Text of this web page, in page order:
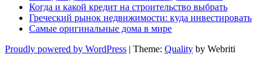
Когда и какой кредит на строительство выбрать
Греческий рынок недвижимости: куда инвестировать
Самые оригинальные дома в мире
Proudly powered by WordPress | Theme: Quality by Webriti